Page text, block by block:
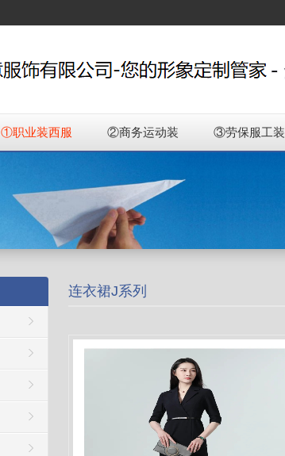
①职业装西服 ②商务运动装 ③劳保服工装
连衣裙J系列